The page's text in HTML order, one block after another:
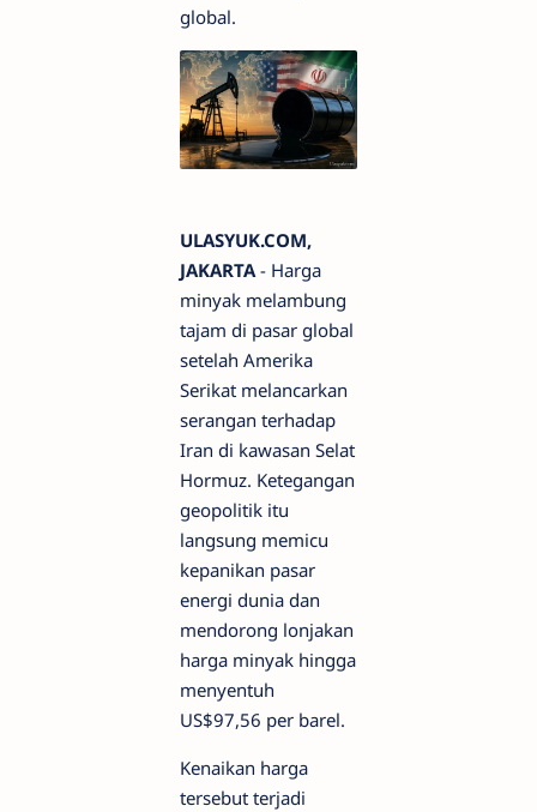
global.
ULASYUK.COM,
JAKARTA - Harga
minyak melambung
tajam di pasar global
setelah Amerika
Serikat melancarkan
serangan terhadap
Iran di kawasan Selat
Hormuz. Ketegangan
geopolitik itu
langsung memicu
kepanikan pasar
energi dunia dan
mendorong lonjakan
harga minyak hingga
menyentuh
US$97,56 per barel.
Kenaikan harga
tersebut terjadi